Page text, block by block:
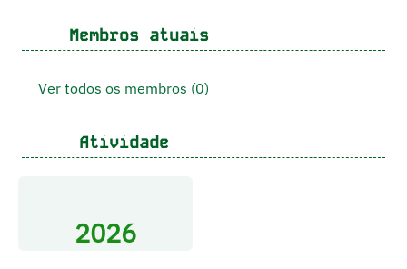
Membros atuais
Ver todos os membros (0)
Atividade
2026